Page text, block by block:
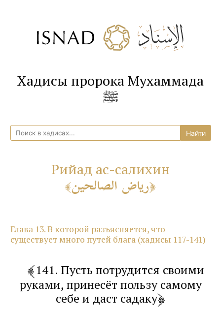
Хадисы пророка Мухаммада
ﷺ
Рийад ас-салихин
رياض الصالحين
Глава 13. В которой разъясняется, что
существует много путей блага (хадисы 117-141)
141. Пусть потрудится своими
руками, принесёт пользу самому
себе и даст садаку